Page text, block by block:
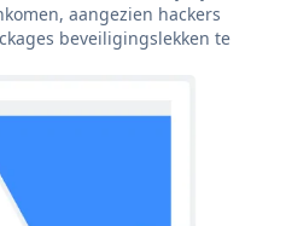
aangezien hackers
beveiligingslekken te